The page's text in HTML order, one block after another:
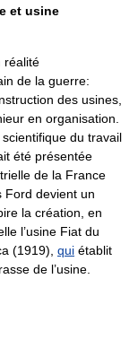
et usine
réalité
de la guerre:
des usines,
en organisation.
du travail
été présentée
de la France
Ford devient un
la création, en
l’usine Fiat du
(1919), qui établit
de l’usine.